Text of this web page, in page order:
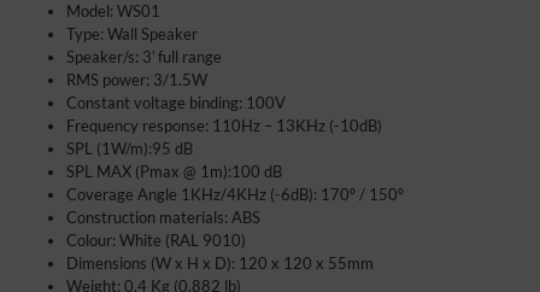
Model: WS01
Type: Wall Speaker
Speaker/s: 3′ full range
RMS power: 3/1.5W
Constant voltage binding: 100V
Frequency response: 110Hz – 13KHz (-10dB)
SPL (1W/m):95 dB
SPL MAX (Pmax @ 1m):100 dB
Coverage Angle 1KHz/4KHz (-6dB): 170º / 150º
Construction materials: ABS
Colour: White (RAL 9010)
Dimensions (W x H x D): 120 x 120 x 55mm
Weight: 0.4 Kg (0.882 lb)